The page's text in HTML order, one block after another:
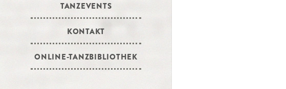
TANZEVENTS
KONTAKT
ONLINE-TANZBIBLIOTHEK